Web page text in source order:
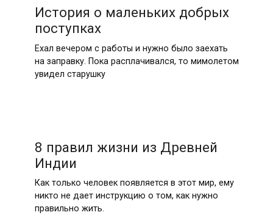
История о маленьких добрых
поступках
Ехал вечером с работы и нужно было заехать
на заправку. Пока расплачивался, то мимолетом
увидел старушку
8 правил жизни из Древней
Индии
Как только человек появляется в этот мир, ему
никто не дает инструкцию о том, как нужно
правильно жить.